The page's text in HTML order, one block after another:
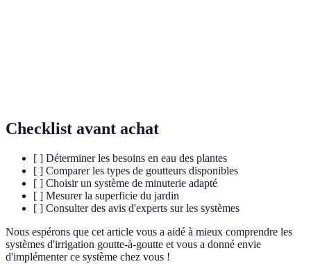
Checklist avant achat
[ ] Déterminer les besoins en eau des plantes
[ ] Comparer les types de goutteurs disponibles
[ ] Choisir un système de minuterie adapté
[ ] Mesurer la superficie du jardin
[ ] Consulter des avis d'experts sur les systèmes
Nous espérons que cet article vous a aidé à mieux comprendre les
systèmes d'irrigation goutte-à-goutte et vous a donné envie
d'implémenter ce système chez vous !